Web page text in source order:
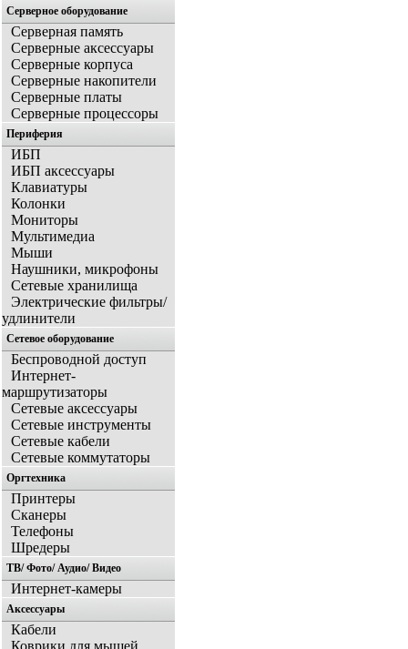
Серверное оборудование
Серверная память
Серверные аксессуары
Серверные корпуса
Серверные накопители
Серверные платы
Серверные процессоры
Периферия
ИБП
ИБП аксессуары
Клавиатуры
Колонки
Мониторы
Мультимедиа
Мыши
Наушники, микрофоны
Сетевые хранилища
Электрические фильтры/
удлинители
Сетевое оборудование
Беспроводной доступ
Интернет-
маршрутизаторы
Сетевые аксессуары
Сетевые инструменты
Сетевые кабели
Сетевые коммутаторы
Оргтехника
Принтеры
Сканеры
Телефоны
Шредеры
ТВ/ Фото/ Аудио/ Видео
Интернет-камеры
Аксессуары
Кабели